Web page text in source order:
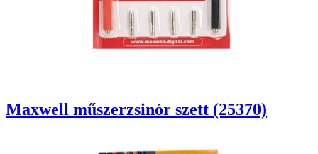
Maxwell műszerzsinór szett (25370)